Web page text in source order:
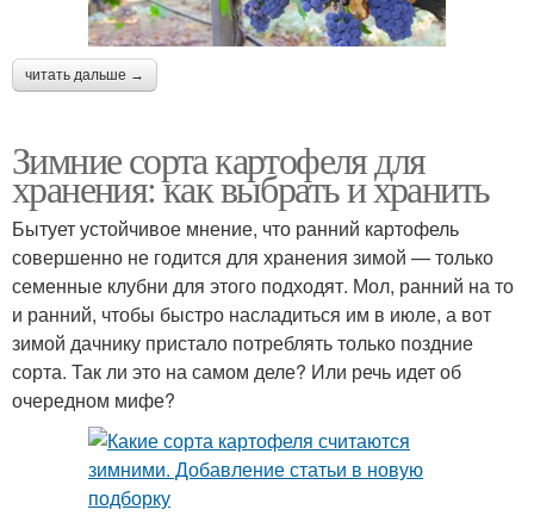
читать дальше →
Зимние сорта картофеля для
хранения: как выбрать и хранить
Бытует устойчивое мнение, что ранний картофель
совершенно не годится для хранения зимой — только
семенные клубни для этого подходят. Мол, ранний на то
и ранний, чтобы быстро насладиться им в июле, а вот
зимой дачнику пристало потреблять только поздние
сорта. Так ли это на самом деле? Или речь идет об
очередном мифе?